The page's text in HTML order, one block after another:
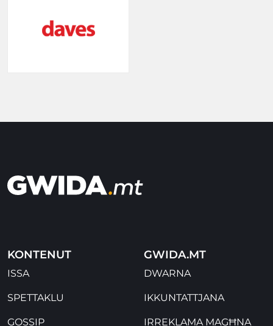
KONTENUT
ISSA
SPETTAKLU
GOSSIP
GWIDA.MT
DWARNA
IKKUNTATTJANA
IRREKLAMA MAGĦNA